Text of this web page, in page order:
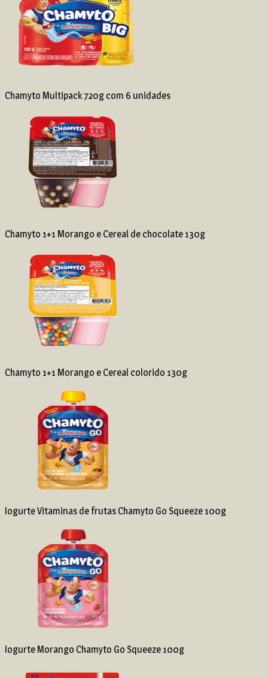
Chamyto Multipack 720g com 6 unidades
Chamyto 1+1 Morango e Cereal de chocolate 130g
Chamyto 1+1 Morango e Cereal colorido 130g
Iogurte Vitaminas de frutas Chamyto Go Squeeze 100g
Iogurte Morango Chamyto Go Squeeze 100g